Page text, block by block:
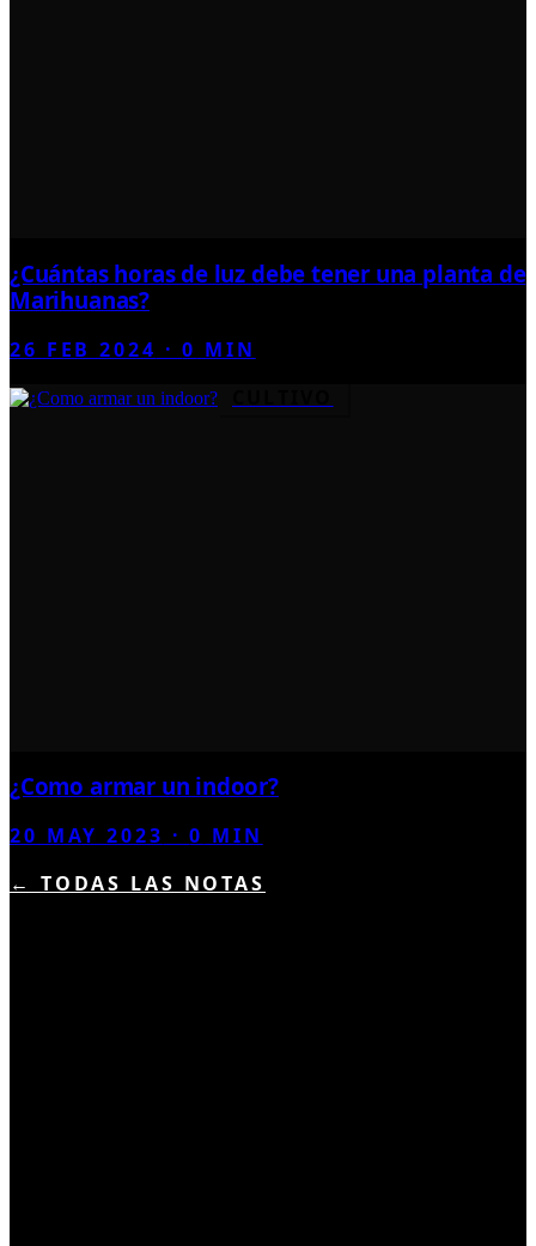
¿Cuántas horas de luz debe tener una planta de
Marihuanas?
26 FEB 2024 ·0 MIN
¿Como armar un indoor?
20 MAY 2023 ·0 MIN
← TODAS LAS NOTAS